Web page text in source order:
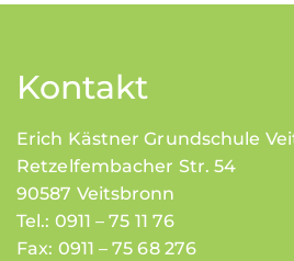
Kontakt
Erich Kästner Grundschule
Retzelfembacher Str. 54
90587 Veitsbronn
Tel.: 0911 – 75 11 76
Fax: 0911 – 75 68 276